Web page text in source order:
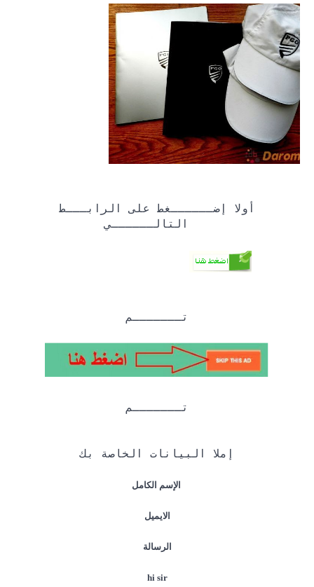
أولا إضــــــغط على الرابـــط
تـــــــم
تـــــــم
إملا البيانات الخاصة بك
الايميل
الرسالة
hi sir